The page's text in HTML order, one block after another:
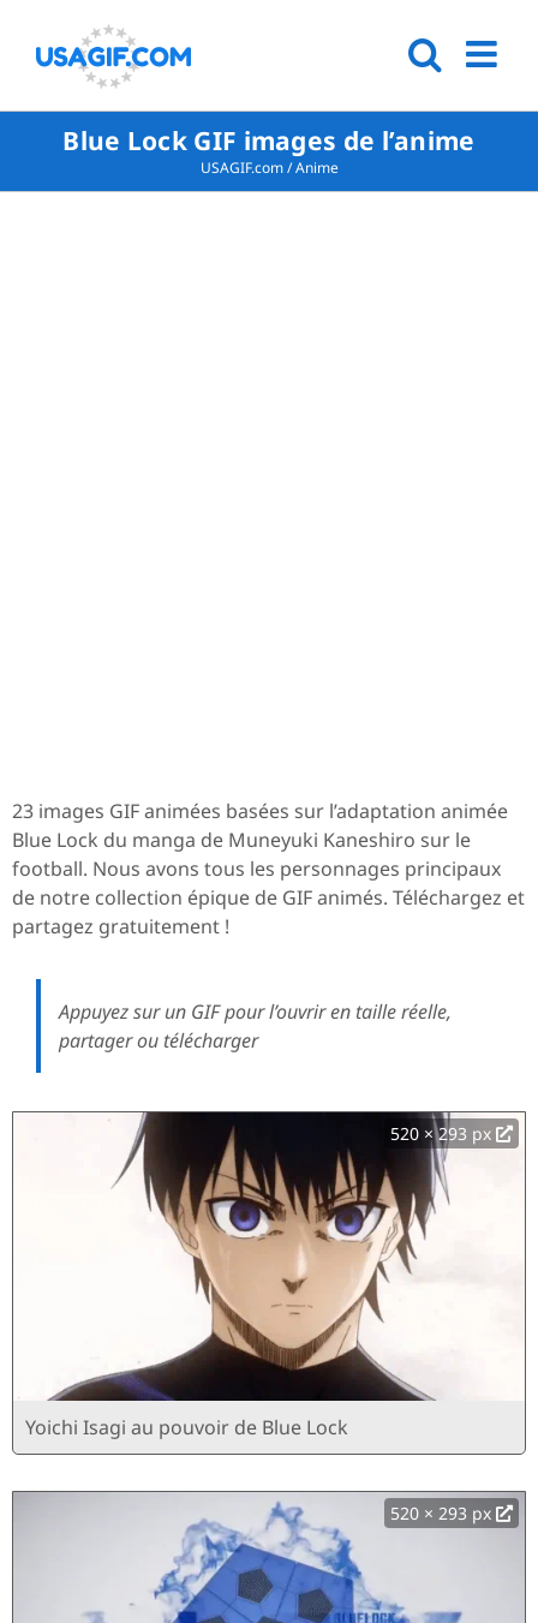
Blue Lock GIF images de l’anime
USAGIF.com/Anime
23 images GIF animées basées sur l’adaptation animée
Blue Lock du manga de Muneyuki Kaneshiro sur le
football. Nous avons tous les personnages principaux
de notre collection épique de GIF animés. Téléchargez et
partagez gratuitement !
Appuyez sur un GIF pour l’ouvrir en taille réelle,
partager ou télécharger
520 × 293 px
Yoichi Isagi au pouvoir de Blue Lock
520 × 293 px